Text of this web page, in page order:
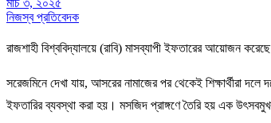
মার্চ ৩, ২০২৫
নিজস্ব প্রতিবেদক
রাজশাহী বিশ্ববিদ্যালয়ে (রাবি) মাসব্যাপী ইফতারের আয়োজন
সরেজমিনে দেখা যায়, আসরের নামাজের পর থেকেই শিক্ষার্থীরা
ইফতারির ব্যবস্থা করা হয়। মসজিদ প্রাঙ্গণে তৈরি হয় এক